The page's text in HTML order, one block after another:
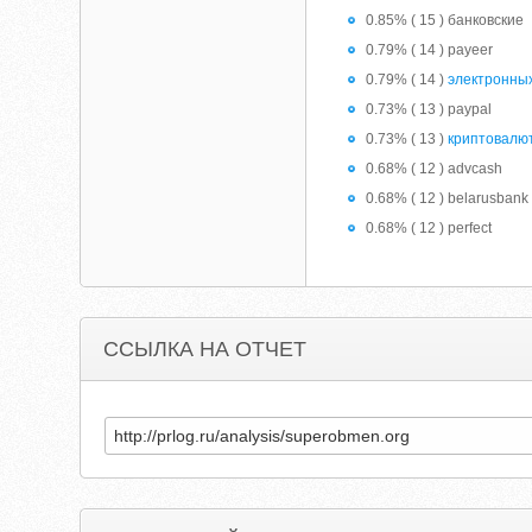
0.85% ( 15 ) банковские
0.79% ( 14 ) payeer
0.79% ( 14 )
0.73% ( 13 ) paypal
0.73% ( 13 )
0.68% ( 12 ) advcash
0.68% ( 12 ) belarusbank
0.68% ( 12 ) perfect
ССЫЛКА НА ОТЧЕТ